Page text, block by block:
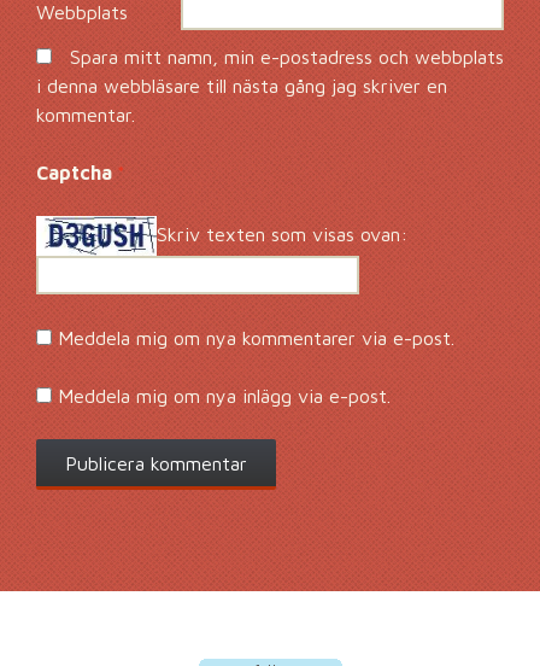
Webbplats
Spara mitt namn, min e-postadress och webbplats
i denna webbläsare till nästa gång jag skriver en
kommentar.
Captcha *
Skriv texten som visas ovan:
Meddela mig om nya kommentarer via e-post.
Meddela mig om nya inlägg via e-post.